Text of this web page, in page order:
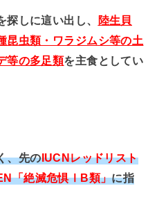
探しに這い出し、
陸生貝
昆虫類・ワラジムシ等の土
等の多足類を主食としてい
、先のIUCNレッドリスト
「絶滅危惧ⅠB類」に指